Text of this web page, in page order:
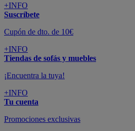
+INFO
Suscríbete
Cupón de dto. de 10€
+INFO
Tiendas de sofás y muebles
¡Encuentra la tuya!
+INFO
Tu cuenta
Promociones exclusivas